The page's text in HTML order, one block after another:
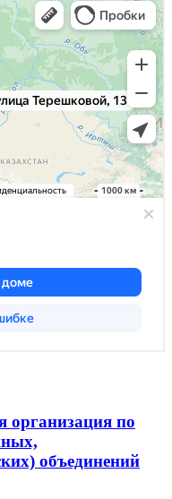
организация по
объединений